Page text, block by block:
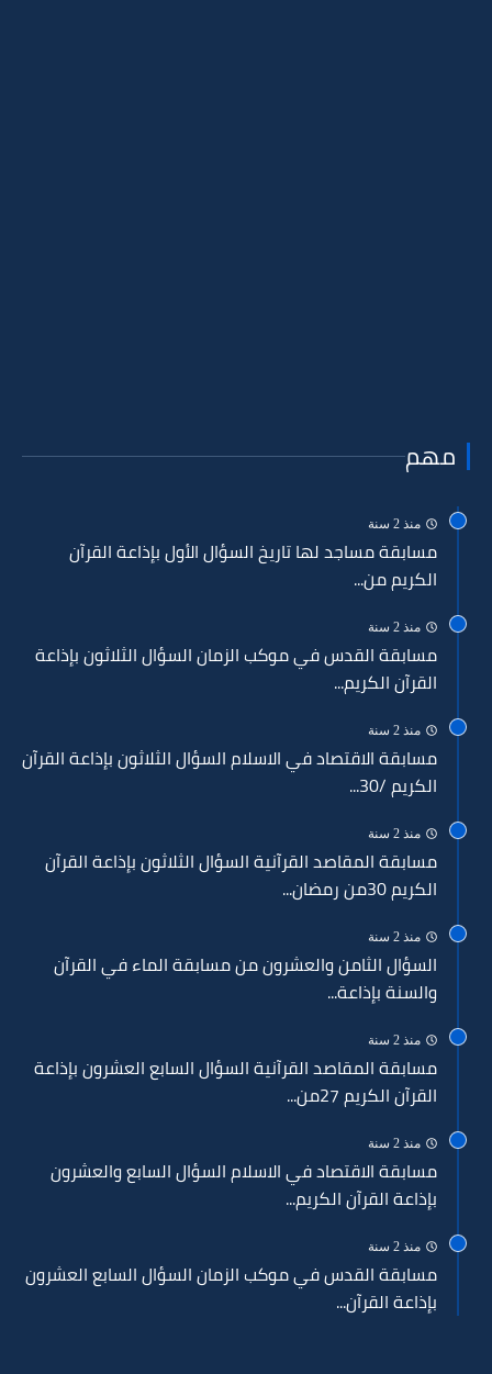
مهم
منذ 2 سنة
مسابقة مساجد لها تاريخ السؤال الأول بإذاعة القرآن
الكريم من...
منذ 2 سنة
مسابقة القدس في موكب الزمان السؤال الثلاثون بإذاعة
القرآن الكريم...
منذ 2 سنة
مسابقة الاقتصاد في الاسلام السؤال الثلاثون بإذاعة القرآن
الكريم /30...
منذ 2 سنة
مسابقة المقاصد القرآنية السؤال الثلاثون بإذاعة القرآن
الكريم 30من رمضان...
منذ 2 سنة
السؤال الثامن والعشرون من مسابقة الماء في القرآن
والسنة بإذاعة...
منذ 2 سنة
مسابقة المقاصد القرآنية السؤال السابع العشرون بإذاعة
القرآن الكريم 27من...
منذ 2 سنة
مسابقة الاقتصاد في الاسلام السؤال السابع والعشرون
بإذاعة القرآن الكريم...
منذ 2 سنة
مسابقة القدس في موكب الزمان السؤال السابع العشرون
بإذاعة القرآن...